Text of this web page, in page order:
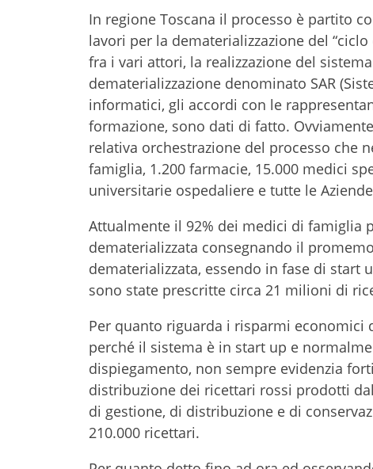
In regione Toscana il processo è partito
lavori per la dematerializzazione del
fra i vari attori, la realizzazione del
dematerializzazione denominato SAR
informatici, gli accordi con le
formazione, sono dati di fatto.
relativa orchestrazione del processo che
famiglia, 1.200 farmacie, 15.000 medici
universitarie ospedaliere e tutte le
Attualmente il 92% dei medici di famiglia
dematerializzata consegnando il
dematerializzata, essendo in fase di start
sono state prescritte circa 21 milioni di
Per quanto riguarda i risparmi
perché il sistema è in start up e
dispiegamento, non sempre evidenzia
distribuzione dei ricettari rossi prodotti
di gestione, di distribuzione e di
210.000 ricettari.